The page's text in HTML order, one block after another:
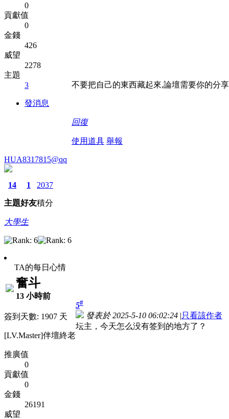
0
貢獻值
0
金錢
426
威望
2278
主題
3
發消息
不要把自己的東西藏起來,論壇需要你的分
回復
使用道具 舉報
HUA8317815@qq
14
主題
1
好友
2037
積分
大學生
TA的每日心情
奮斗
13 小時前
簽到天數: 1907 天
[LV.Master]伴壇終老
推廣值
0
貢獻值
0
金錢
26191
威望
5#
發表於 2025-5-10 06:02:24 |只看該作者
坛主，今天怎么没有签到的地方了？